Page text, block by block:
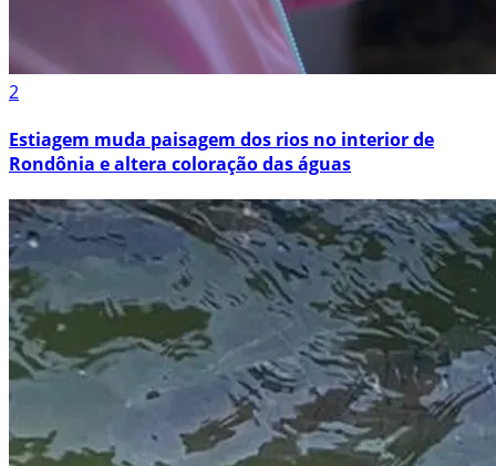
2
Estiagem muda paisagem dos rios no interior de
Rondônia e altera coloração das águas